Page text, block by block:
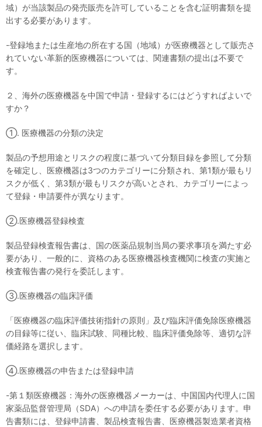
域）が当該製品の発売販売を許可していることを含む証明書類を提
出する必要があります。
-登録地または生産地の所在する国（地域）が医療機器として販売さ
れていない革新的医療機器については、関連書類の提出は不要で
す。
２、海外の医療機器を中国で申請・登録するにはどうすればよいで
すか？
①. 医療機器の分類の決定
製品の予想用途とリスクの程度に基づいて分類目録を参照して分類
を確定し、医療機器は3つのカテゴリーに分類され、第1類が最もリ
スクが低く、第3類が最もリスクが高いとされ、カテゴリーによっ
て登録・申請要件が異なります。
②.医療機器登録検査
製品登録検査報告書は、国の医薬品規制当局の要求事項を満たす必
要があり、一般的に、資格のある医療機器検査機関に検査の実施と
検査報告書の発行を委託します。
③.医療機器の臨床評価
「医療機器の臨床評価技術指針の原則」及び臨床評価免除医療機器
の目録等に従い、臨床試験、同種比較、臨床評価免除等、適切な評
価経路を選択します。
④.医療機器の申告または登録申請
-第１類医療機器：海外の医療機器メーカーは、中国国内代理人に国
家薬品監督管理局（SDA）への申請を委任する必要があります。申
告書類には、登録申請書、製品検査報告書、医療機器製造業者資格